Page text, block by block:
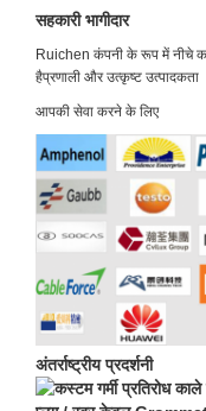
सहकारी भागीदार
Ruichen कंपनी के रूप में नीचे
हैप्रणाली और उत्कृष्ट उत्पादकता
आपकी सेवा करने के लिए
अंतर्राष्ट्रीय प्रदर्शनी